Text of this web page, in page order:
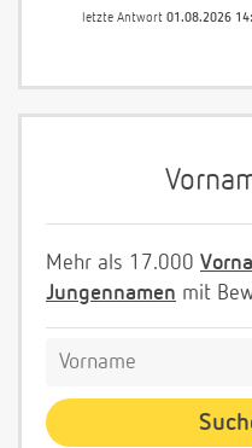
letzte Antwort 01.08.2026
Mehr als 17.000
Jungennamen mit